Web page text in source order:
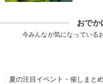
おでか
今みんなが気になっている
夏の注目イベント・催しまとめ